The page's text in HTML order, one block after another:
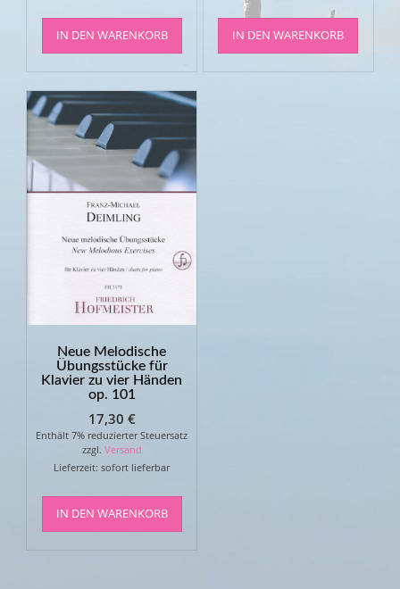
IN DEN WARENKORB IN DEN WARENKORB
Neue Melodische
Übungsstücke für
Klavier zu vier Händen
op. 101
17,30 €
Enthält 7% reduzierter Steuersatz
zzgl. Versand
Lieferzeit: sofort lieferbar
IN DEN WARENKORB